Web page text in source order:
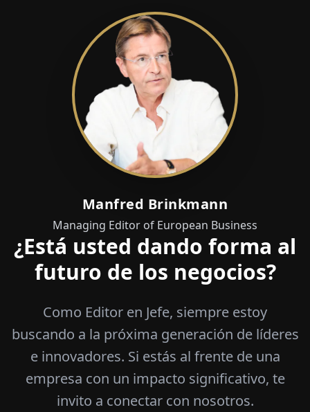
Manfred Brinkmann
Managing Editor of European Business
¿Está usted dando forma al
futuro de los negocios?
Como Editor en Jefe, siempre estoy
buscando a la próxima generación de líderes
e innovadores. Si estás al frente de una
empresa con un impacto significativo, te
invito a conectar con nosotros.